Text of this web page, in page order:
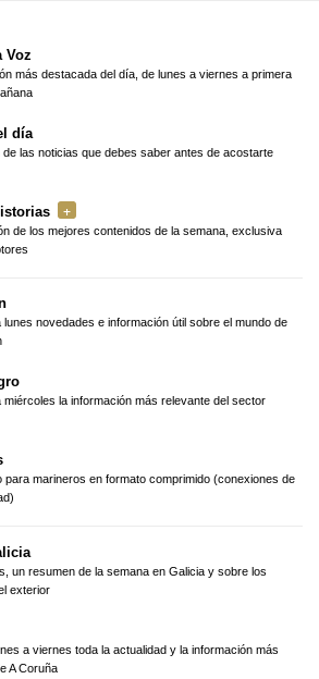
Voz
más destacada del día, de lunes a viernes a primera
día
las noticias que debes saber antes de acostarte
de los mejores contenidos de la semana, exclusiva
lunes novedades e información útil sobre el mundo de
miércoles la información más relevante del sector
para marineros en formato comprimido (conexiones de
un resumen de la semana en Galicia y sobre los
exterior
a viernes toda la actualidad y la información más
A Coruña